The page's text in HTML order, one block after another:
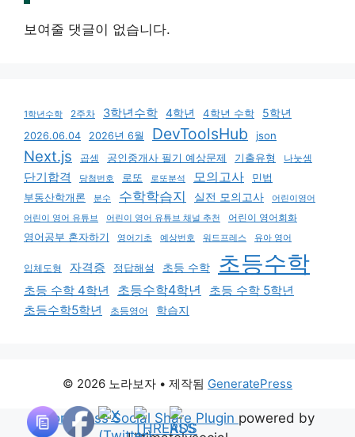
보여줄 댓글이 없습니다.
1학년수학 2주차 3학년수학 4학년 4학년 수학 5학년
2026.06.04 2026년 6월 DevToolsHub json
Next.js 곱셈 공인중개사 필기 예상문제 기출유형 나눗셈
단기합격 당첨번호 로또 로또분석 모의고사
민법
부동산학개론
분수 수학학습지 실전 모의고사
어린이영어
어린이 영어 유튜브
어린이 영어 유튜브 채널 추천
어린이 영어회화
영어공부 혼자하기
영어기초 예상번호 워드프레스 유아 영어
입체도형 자격증 정답해설 초등 수학 초등수학
초등 수학 4학년 초등수학4학년
초등 수학 5학년
초등수학5학년
초등영어 학습지
© 2026 노라보자 • 제작됨 GeneratePress
Wordpress Social Share Plugin powered by